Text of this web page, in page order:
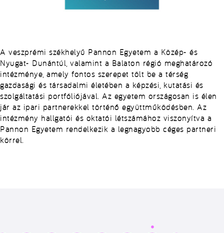
A veszprémi székhelyű Pannon Egyetem a Közép- és
Nyugat- Dunántúl, valamint a Balaton régió meghatározó
intézménye, amely fontos szerepet tölt be a térség
gazdasági és társadalmi életében a képzési, kutatási és
szolgáltatási portfóliójával. Az egyetem országosan is élen
jár az ipari partnerekkel történő együttműködésben. Az
intézmény hallgatói és oktatói létszámához viszonyítva a
Pannon Egyetem rendelkezik a legnagyobb céges partneri
körrel.